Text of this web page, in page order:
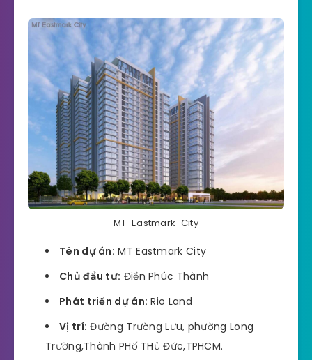
MT-Eastmark-City
Tên dự án: MT Eastmark City
Chủ đầu tư: Điền Phúc Thành
Phát triển dự án: Rio Land
Vị trí: Đường Trường Lưu, phường Long
Trường,Thành PHố THủ Đức,TPHCM.